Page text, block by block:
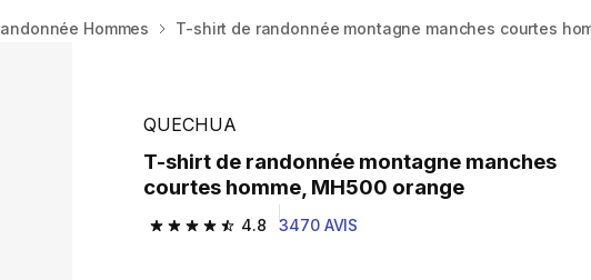
Hommes T-shirt de randonnée montagne manches courtes
QUECHUA
T-shirt de randonnée montagne manches
courtes homme, MH500 orange
4.8
4.8 out of 5 stars from 3470 reviews
3470 AVIS